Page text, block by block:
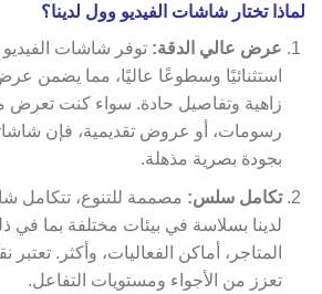
لماذا تختار شاشات الفيديو وول لدينا؟
عرض عالي الدقة: توفر شاشات
استثنائيًا وسطوعًا عاليًا، مما يضمن
زاهية وتفاصيل حادة. سواء كنت تعرض
رسومات، أو عروض تقديمية، فإن
بجودة بصرية مذهلة.
تكامل سلس: مصممة للتنوع، تتكامل
لدينا بسلاسة في بيئات مختلفة بما في
المتاجر، أماكن الفعاليات، وأكثر. تعتبر
تعزز من الأجواء ومستويات التفاعل.